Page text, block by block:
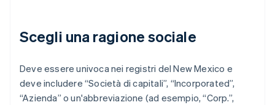
Scegli una ragione sociale
Deve essere univoca nei registri del New Mexico e
deve includere “Società di capitali”, “Incorporated”,
“Azienda” o un'abbreviazione (ad esempio, “Corp.”,